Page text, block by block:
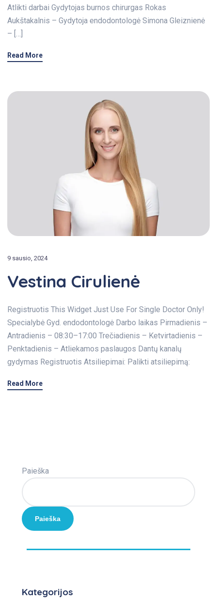
Atlikti darbai Gydytojas burnos chirurgas Rokas
Aukštakalnis – Gydytoja endodontologė Simona Gleiznienė
– […]
Read More
9 sausio, 2024
Vestina Cirulienė
Registruotis This Widget Just Use For Single Doctor Only!
Specialybė Gyd. endodontologė Darbo laikas Pirmadienis –
Antradienis – 08:30–17:00 Trečiadienis – Ketvirtadienis –
Penktadienis – Atliekamos paslaugos Dantų kanalų
gydymas Registruotis Atsiliepimai: Palikti atsiliepimą:
Read More
Paieška
Paieška
Kategorijos